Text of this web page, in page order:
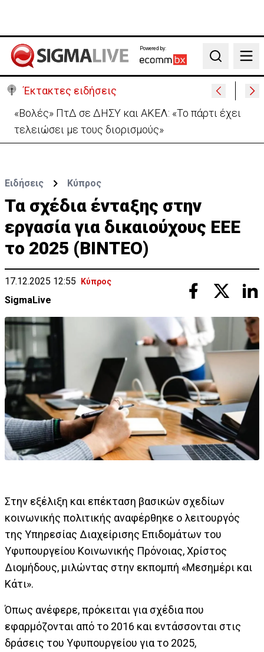
Powered by:
Search
Έκτακτες ειδήσεις
Μονή Αγ. Νεοφύτου για απόπειρα φόνου: Ο
Ηγούμενος επέδειξε «ιδιαίτερη υπομονή»
Ειδήσεις Κύπρος
Τα σχέδια ένταξης στην
εργασία για δικαιούχους ΕΕΕ
το 2025 (ΒΙΝΤΕΟ)
17.12.2025 12:55 Κύπρος
SigmaLive
Στην εξέλιξη και επέκταση βασικών σχεδίων
κοινωνικής πολιτικής αναφέρθηκε ο λειτουργός
της Υπηρεσίας Διαχείρισης Επιδομάτων του
Υφυπουργείου Κοινωνικής Πρόνοιας, Χρίστος
Διομήδους, μιλώντας στην εκπομπή «Μεσημέρι και
Κάτι».
Όπως ανέφερε, πρόκειται για σχέδια που
εφαρμόζονται από το 2016 και εντάσσονται στις
δράσεις του Υφυπουργείου για το 2025,